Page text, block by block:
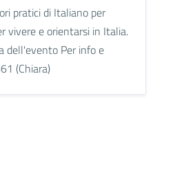
pratici di Italiano per
vivere e orientarsi in Italia.
dell'evento Per info e
(Chiara)